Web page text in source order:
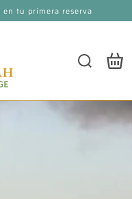
en tu primera reserva
Carrito